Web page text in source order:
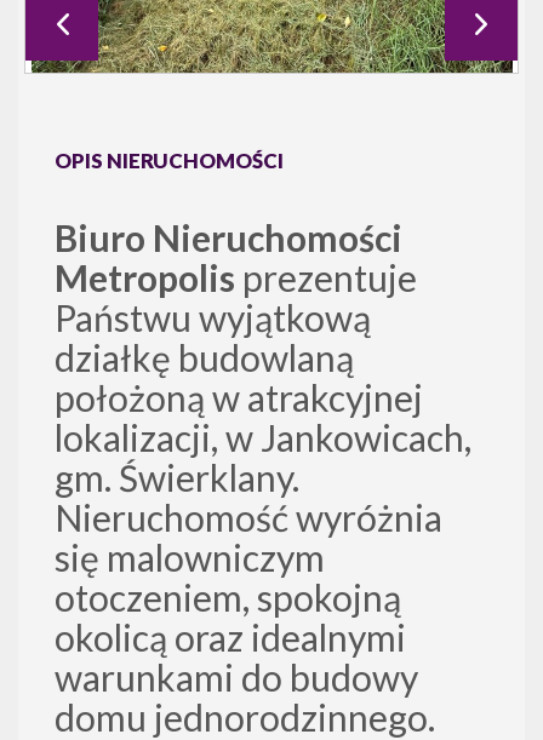
OPIS NIERUCHOMOŚCI
Biuro Nieruchomości
Metropolis prezentuje
Państwu wyjątkową
działkę budowlaną
położoną w atrakcyjnej
lokalizacji, w Jankowicach,
gm. Świerklany.
Nieruchomość wyróżnia
się malowniczym
otoczeniem, spokojną
okolicą oraz idealnymi
warunkami do budowy
domu jednorodzinnego.